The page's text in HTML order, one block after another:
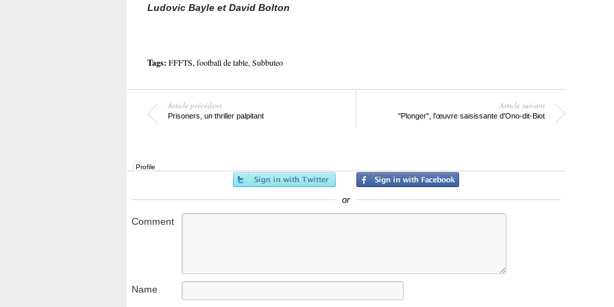
Ludovic Bayle et David Bolton
Tags: FFFTS, football de table, Subbuteo
Article précédent
Prisoners, un thriller palpitant
Article suivant
"Plonger", l'œuvre saisissante d'Ono-dit-Biot
Profile
or
Comment
Name